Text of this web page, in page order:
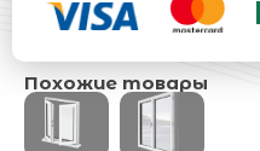
Похожие товары